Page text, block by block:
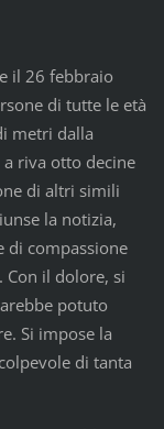
il 26 febbraio
di tutte le età
metri dalla
riva otto decine
di altri simili
la notizia,
di compassione
Con il dolore, si
potuto
Si impose la
di tanta